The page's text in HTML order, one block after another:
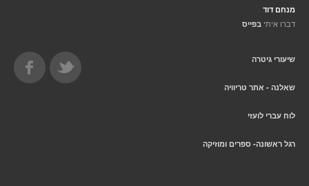
מנחם דוד
דברו איתי בפייס
שיעורי גיטרה
שאלנה - אתר טריוויה
לוח עברי לועזי
רגל ראשונה- ספרים ומוזיקה